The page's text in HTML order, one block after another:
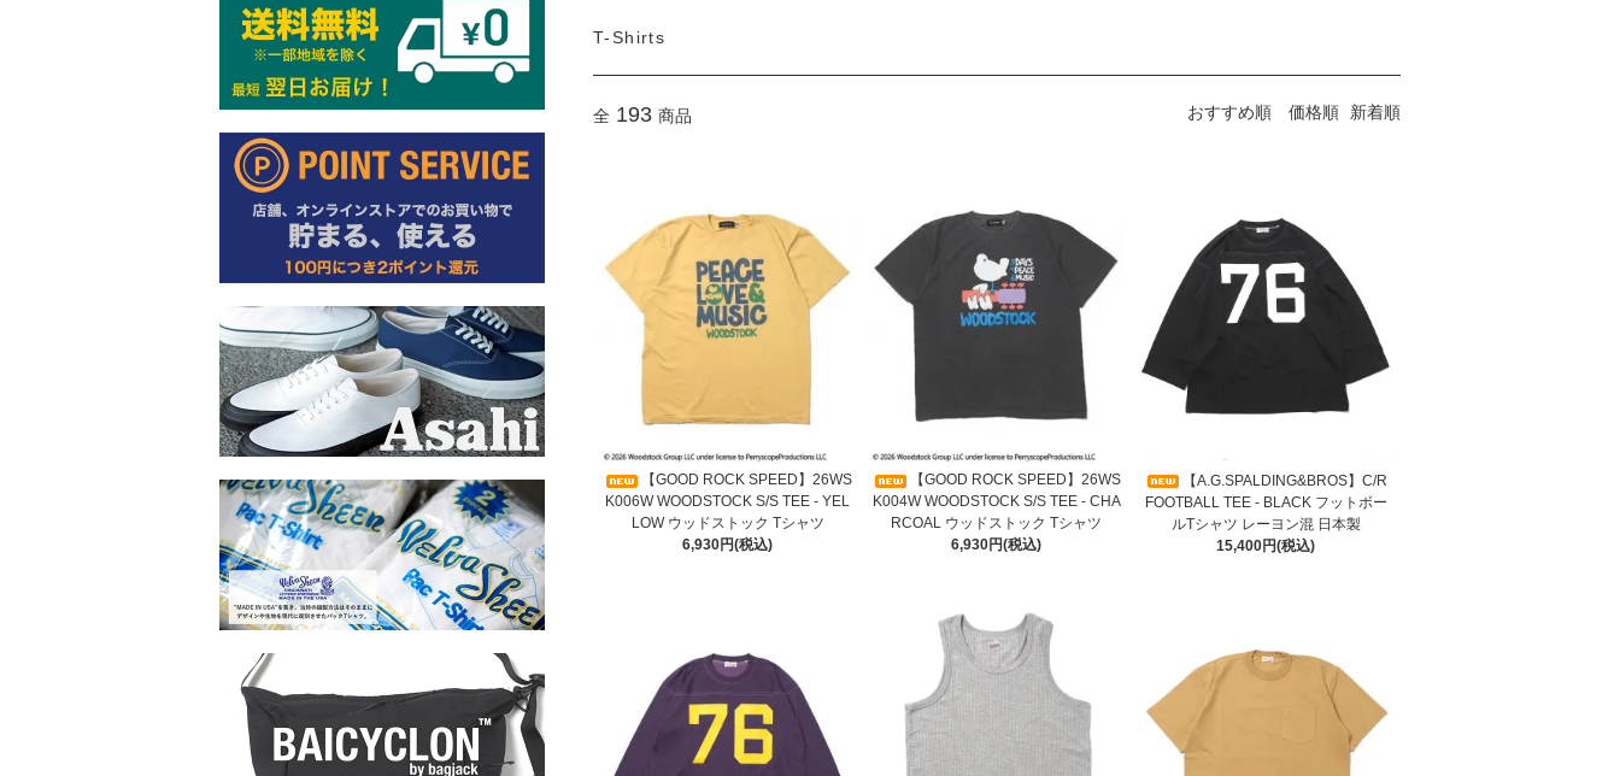
T-Shirts
全 193 商品 おすすめ順 価格順 新着順
【GOOD ROCK SPEED】26WS
K006W WOODSTOCK S/S TEE - YEL
LOW ウッドストック Tシャツ
6,930円(税込)
【GOOD ROCK SPEED】26WS
K004W WOODSTOCK S/S TEE - CHA
RCOAL ウッドストック Tシャツ
6,930円(税込)
【A.G.SPALDING&BROS】C/R
FOOTBALL TEE - BLACK フットボー
ルTシャツ レーヨン混 日本製
15,400円(税込)